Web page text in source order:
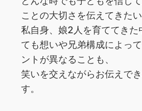
ことの大切さを伝えてきたい
私自身、娘2人を育ててきた
ても想いや兄弟構成によっ
ントが異なることも、
笑いを交えながらお伝えで
す。